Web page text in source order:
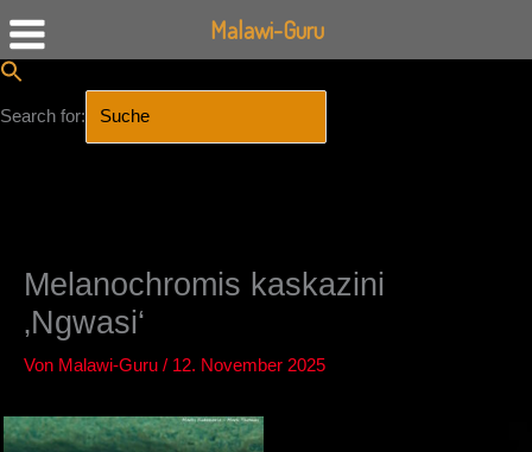
Search for:
Melanochromis kaskazini
‚Ngwasi‘
Von Malawi-Guru / 12. November 2025
Malawi-Guru